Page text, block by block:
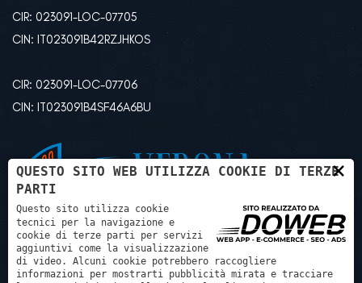
CIR: 023091-LOC-07705
CIN: IT023091B42RZJHKOS
CIR: 023091-LOC-07706
CIN: IT023091B4SF46A6BU
×
QUESTO SITO WEB UTILIZZA COOKIE DI TERZE
PARTI
Questo sito utilizza cookie
tecnici per la navigazione e
cookie di terze parti per servizi
aggiuntivi come la visualizzazione
di video. Alcuni cookie potrebbero raccogliere
informazioni per mostrarti pubblicità mirata e tracciare